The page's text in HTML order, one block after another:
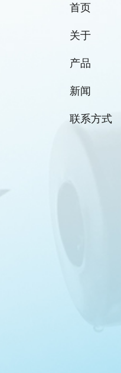
首页
关于
产品
新闻
联系方式